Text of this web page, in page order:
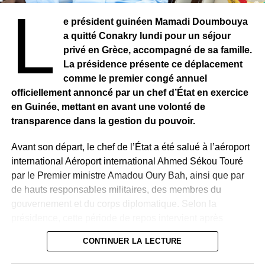
d’Ebola en RDC est considérée comme l’une des plus
graves. Elle a déjà fait au moins 3 800 cas et 1 751
décès, touchant cinq provinces du pays. Face à l’ampleur
de la crise, les populations appellent à une réponse plus
efficace des autorités. Certaines familles de victimes
réclament notamment un meilleur accès aux traitements
et une accélération des mesures sanitaires.
Malgré les difficultés, les professionnels de santé restent
mobilisés, travaillant sans relâche au contact des
malades. Mais le doute s’installe chez certains, à l’image
de Wiza Bondele, conscient des risques pour lui-même et
son entourage.
« Je pourrais être
contaminé, puis
L
e président guinéen Mamadi Doumbouya
a quitté Conakry lundi pour un séjour
privé en Grèce, accompagné de sa famille.
La présidence présente ce déplacement
comme le premier congé annuel
officiellement annoncé par un chef d’État en exercice
en Guinée, mettant en avant une volonté de
transparence dans la gestion du pouvoir.
Avant son départ, le chef de l’État a été salué à l’aéroport
international Aéroport international Ahmed Sékou Touré
par le Premier ministre Amadou Oury Bah, ainsi que par
de hauts responsables militaires, des membres du
gouvernement et du corps diplomatique. Selon la
plusieurs années d’intense activité à la tête du pays et
précède la poursuite des réformes engagées.
CONTINUER LA LECTURE